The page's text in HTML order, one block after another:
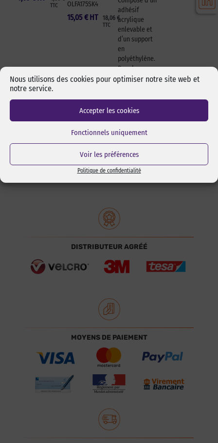
Nous utilisons des cookies pour optimiser notre site web et
notre service.
Accepter les cookies
Fonctionnels uniquement
Voir les préférences
Politique de confidentialité
TTC OLFA175SK4
15,05€ 18,06€
TTC
HT
adhésif
acrylique
enlevable et
d’un support
en
polyéthylène.
Pour le
masquage,
le maintien, la
signalétique,
2702Ver
6,23€ 7,48€
HT
DISTRIBUTEUR AGRÉÉ
MOYENS DE PAIEMENT